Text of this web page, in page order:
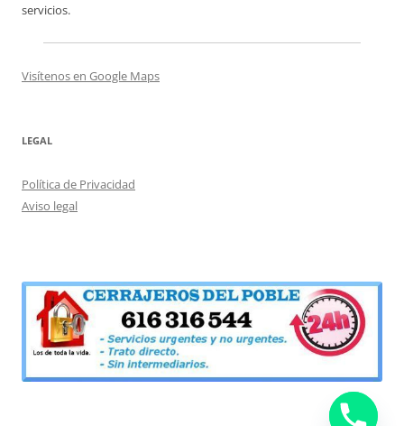
servicios.
Visítenos en Google Maps
LEGAL
Política de Privacidad
Aviso legal